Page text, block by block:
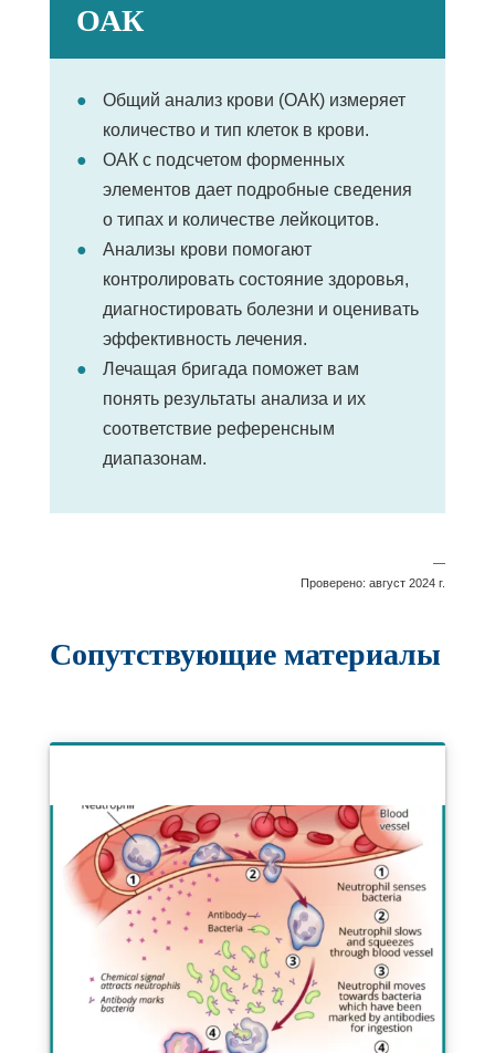
ОАК
Общий анализ крови (ОАК) измеряет
количество и тип клеток в крови.
ОАК с подсчетом форменных
элементов дает подробные сведения
о типах и количестве лейкоцитов.
Анализы крови помогают
контролировать состояние здоровья,
диагностировать болезни и оценивать
эффективность лечения.
Лечащая бригада поможет вам
понять результаты анализа и их
соответствие референсным
диапазонам.
—
Проверено: август 2024 г.
Сопутствующие материалы